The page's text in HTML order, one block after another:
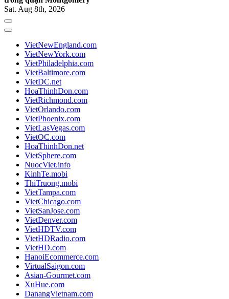
Sat. Aug 8th, 2026
VietNewEngland.com
VietNewYork.com
VietPhiladelphia.com
VietBaltimore.com
VietDC.net
HoaThinhDon.com
VietRichmond.com
VietOrlando.com
VietPhoenix.com
VietLasVegas.com
VietOC.com
HoaThinhDon.net
VietSphere.com
NuocViet.info
KinhTe.mobi
ThiTruong.mobi
VietTampa.com
VietChicago.com
VietSanJose.com
VietDenver.com
VietHDTV.com
VietHDRadio.com
VietHD.com
HanoiEcommerce.com
VirtualSaigon.com
Asian-Gourmet.com
XuHue.com
DanangVietnam.com